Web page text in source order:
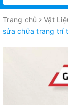
Trang chủ Vật
sửa chữa trang trí